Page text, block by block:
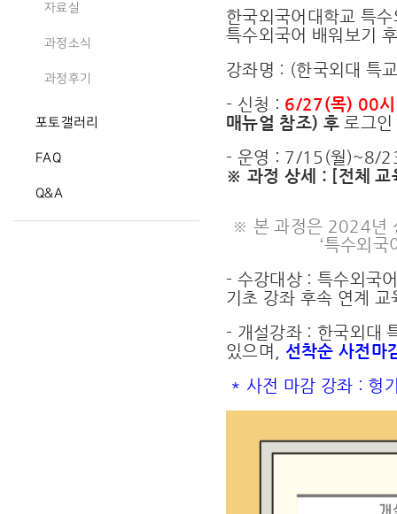
자료실
과정소식
과정후기
포토갤러리
FAQ
Q&A
한국외국어대학교 특
특수외국어 배워보기
강좌명 : (한국외대 특
- 신청 : 6/27(목) 00시
매뉴얼 참조) 후로그인
- 운영 : 7/15(월)~8/
※ 과정 상세 : [전체
※ 본 과정은 2024년
‘특수외
- 수강대상 : 특수외국
기초 강좌 후속 연계
- 개설강좌 : 한국외대
있으며, 선착순 사전마
* 사전 마감 강좌 : 헝